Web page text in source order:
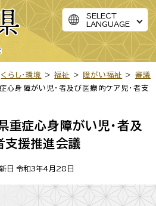
SELECT
LANGUAGE
くらし・環境 >福祉 > 障がい福祉 > 審議
身障がい児・者及び医療的ケア児・者支
症心身障がい児・者及
支援推進会議
日 令和3年4月28日